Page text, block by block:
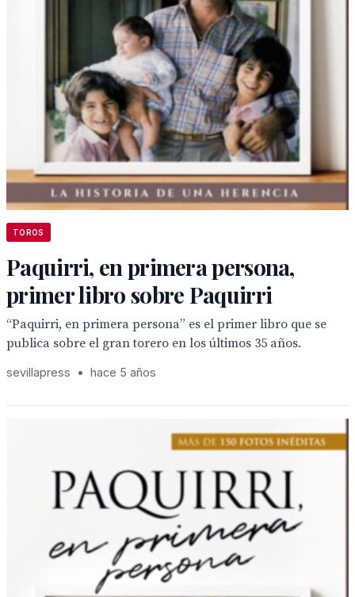
TOROS
Paquirri, en primera persona,
primer libro sobre Paquirri
“Paquirri, en primera persona” es el primer libro que se
publica sobre el gran torero en los últimos 35 años.
sevillapress • hace 5 años